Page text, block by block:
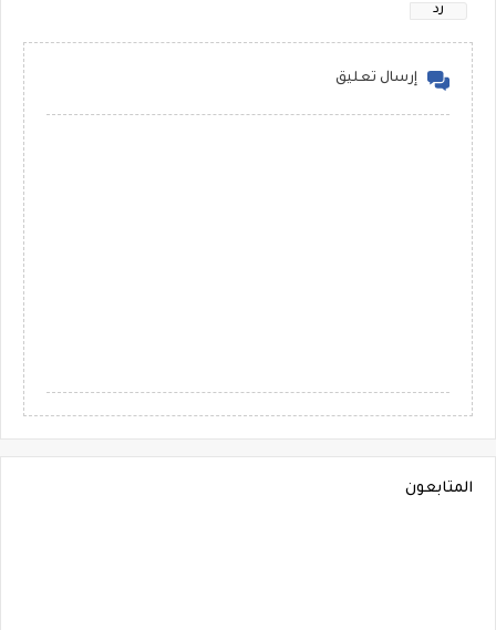
رد
إرسال تعليق
المتابعون